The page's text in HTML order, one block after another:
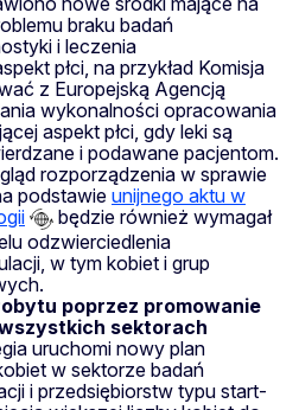
braku badań
i leczenia
płci, na przykład Komisja
z Europejską Agencją
wykonalności opracowania
aspekt płci, gdy leki są
i podawane pacjentom.
rozporządzenia w sprawie
podstawie unijnego aktu w
będzie również wymagał
odzwierciedlenia
w tym kobiet i grup
poprzez promowanie
sektorach
uruchomi nowy plan
w sektorze badań
i przedsiębiorstw typu start-